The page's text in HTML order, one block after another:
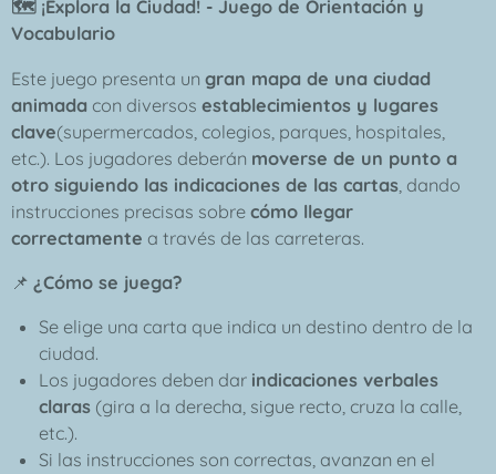
🗺️ ¡Explora la Ciudad! - Juego de Orientación y
Vocabulario
Este juego presenta un gran mapa de una ciudad
animada con diversos establecimientos y lugares
clave(supermercados, colegios, parques, hospitales,
etc.). Los jugadores deberán moverse de un punto a
otro siguiendo las indicaciones de las cartas , dando
instrucciones precisas sobre cómo llegar
correctamente a través de las carreteras.
📌 ¿Cómo se juega?
Se elige una carta que indica un destino dentro de la
ciudad.
Los jugadores deben dar indicaciones verbales
claras(gira a la derecha, sigue recto, cruza la calle,
etc.).
Si las instrucciones son correctas, avanzan en el